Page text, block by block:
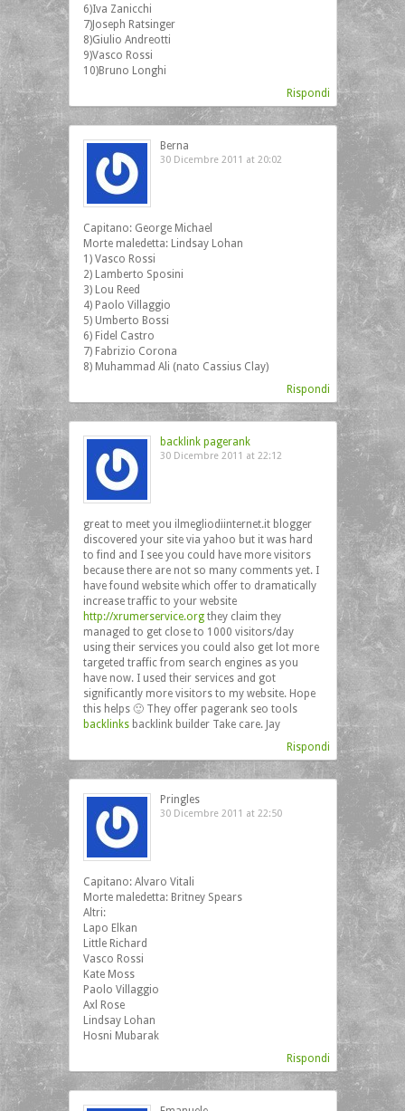
6)Iva Zanicchi
7)Joseph Ratsinger
8)Giulio Andreotti
9)Vasco Rossi
10)Bruno Longhi
Rispondi
Berna
30 Dicembre 2011 at 20:02
Capitano: George Michael
Morte maledetta: Lindsay Lohan
1) Vasco Rossi
2) Lamberto Sposini
3) Lou Reed
4) Paolo Villaggio
5) Umberto Bossi
6) Fidel Castro
7) Fabrizio Corona
8) Muhammad Ali (nato Cassius Clay)
Rispondi
backlink pagerank
30 Dicembre 2011 at 22:12
great to meet you ilmegliodiinternet.it blogger
discovered your site via yahoo but it was hard
to find and I see you could have more visitors
because there are not so many comments yet. I
have found website which offer to dramatically
increase traffic to your website
http://xrumerservice.orgthey claim they
managed to get close to 1000 visitors/day
using their services you could also get lot more
targeted traffic from search engines as you
have now. I used their services and got
significantly more visitors to my website. Hope
this helps 🙂 They offer pagerank seo tools
backlinksbacklink builder Take care. Jay
Rispondi
Pringles
30 Dicembre 2011 at 22:50
Capitano: Alvaro Vitali
Morte maledetta: Britney Spears
Altri:
Lapo Elkan
Little Richard
Vasco Rossi
Kate Moss
Paolo Villaggio
Axl Rose
Lindsay Lohan
Hosni Mubarak
Rispondi